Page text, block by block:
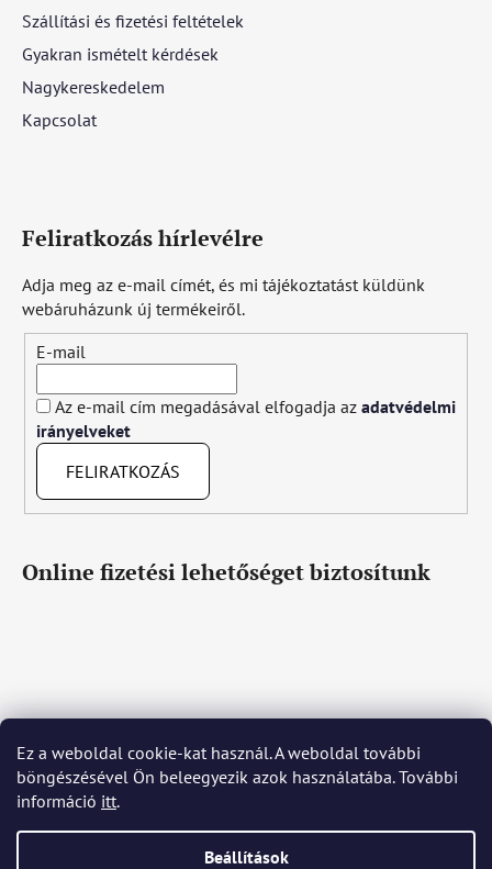
Ez a weboldal cookie-kat használ. A weboldal további
böngészésével Ön beleegyezik azok használatába. További
információ itt.
Beállítások
Szállítási és fizetési feltételek
Gyakran ismételt kérdések
Nagykereskedelem
Kapcsolat
Feliratkozás hírlevélre
Adja meg az e-mail címét, és mi tájékoztatást küldünk
webáruházunk új termékeiről.
E-mail
Az e-mail cím megadásával elfogadja az adatvédelmi
irányelveket
FELIRATKOZÁS
Online fizetési lehetőséget biztosítunk
Čeština Slovenčina English Deutsch Magyar
Język polski Română Italiano Español Français
Português
Nederlands Українська Ελληνικά Svenska Dansk